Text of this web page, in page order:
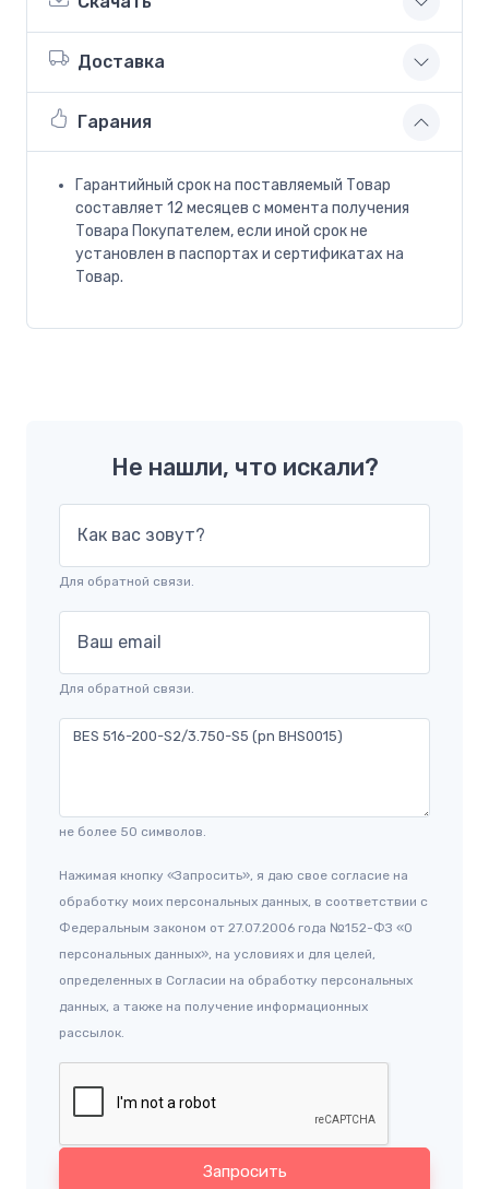
Доставка
Гарания
Гарантийный срок на поставляемый Товар
составляет 12 месяцев с момента получения
Товара Покупателем, если иной срок не
установлен в паспортах и сертификатах на
Товар.
Не нашли, что искали?
Как вас зовут?
Для обратной связи.
Ваш email
Для обратной связи.
не более 50 символов.
Нажимая кнопку «Запросить», я даю свое согласие на
обработку моих персональных данных, в соответствии с
Федеральным законом от 27.07.2006 года №152-ФЗ «О
персональных данных», на условиях и для целей,
определенных в Согласии на обработку персональных
данных, а также на получение информационных
рассылок.
Запросить